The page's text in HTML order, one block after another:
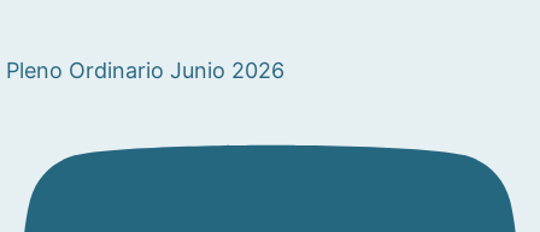
Pleno Ordinario Junio 2026